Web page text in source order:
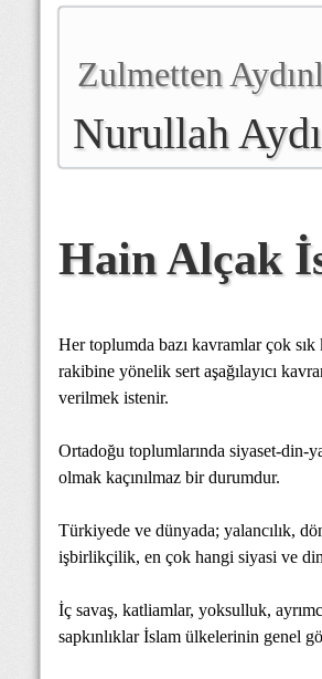
Zulmetten
Nurullah
Hain Alçak
Her toplumda bazı kavramlar çok
rakibine yönelik sert aşağılayıcı
verilmek istenir.
Ortadoğu toplumlarında siyaset-din-
olmak kaçınılmaz bir durumdur.
Türkiyede ve dünyada; yalancılık,
işbirlikçilik, en çok hangi siyasi ve
İç savaş, katliamlar, yoksulluk,
sapkınlıklar İslam ülkelerinin genel